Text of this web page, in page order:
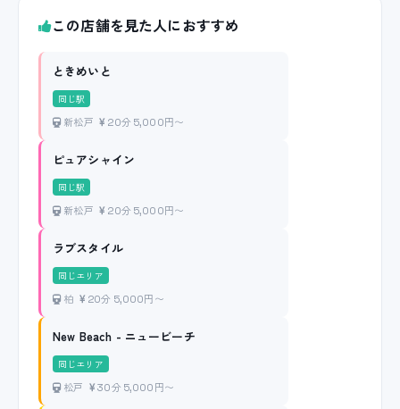
この店舗を見た人におすすめ
ときめいと
同じ駅
新松戸 20分 5,000円〜
ピュアシャイン
同じ駅
新松戸 20分 5,000円〜
ラブスタイル
同じエリア
柏 20分 5,000円〜
New Beach - ニュービーチ
同じエリア
松戸 30分 5,000円〜